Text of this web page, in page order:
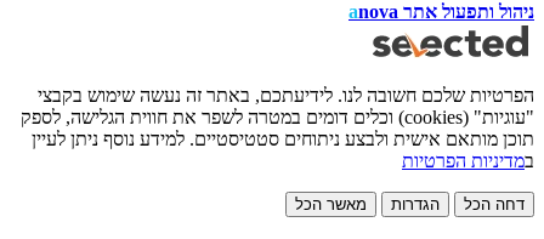
ניהול ותפעול אתר anova
הפרטיות שלכם חשובה לנו. לידיעתכם, באתר זה נעשה שימוש בקבצי
"עוגיות" (cookies) וכלים דומים במטרה לשפר את חווית הגלישה, לספק
תוכן מותאם אישית ולבצע ניתוחים סטטיסטיים. למידע נוסף ניתן לעיין
במדיניות הפרטיות
דחה הכל הגדרות מאשר הכל